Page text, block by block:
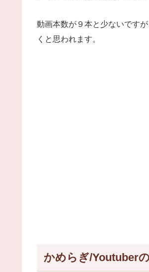
動画本数が９本と少ないです
くと思われます。
かめらぎ/Youtuber